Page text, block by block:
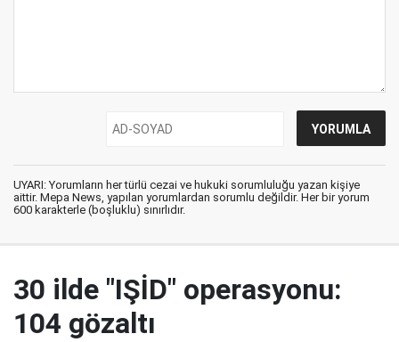
UYARI: Yorumların her türlü cezai ve hukuki sorumluluğu yazan kişiye
aittir. Mepa News, yapılan yorumlardan sorumlu değildir. Her bir yorum
600 karakterle (boşluklu) sınırlıdır.
30 ilde "IŞİD" operasyonu:
104 gözaltı